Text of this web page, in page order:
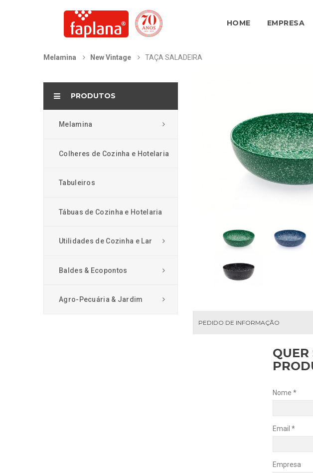
HOME EMPRESA
Melamina New Vintage TAÇA SALADEIRA
PRODUTOS
Melamina
Colheres de Cozinha e Hotelaria
Tabuleiros
Tábuas de Cozinha e Hotelaria
Utilidades de Cozinha e Lar
Baldes & Ecopontos
Agro-Pecuária & Jardim
PEDIDO DE INFORMAÇÃO
QUER
Nome *
Email *
Empresa